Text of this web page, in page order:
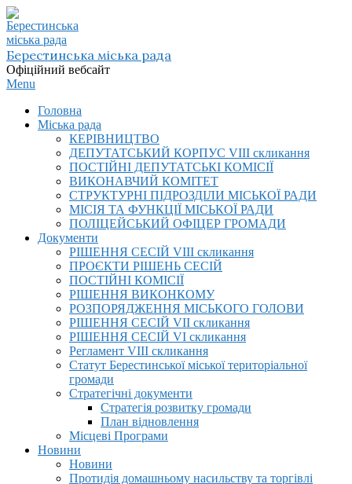
Skip
to
content
Берестинська міська рада
Офіційний вебсайт
Primary
Menu
Menu
Головна
Міська рада
КЕРІВНИЦТВО
ДЕПУТАТСЬКИЙ КОРПУС VIІI скликання
ПОСТІЙНІ ДЕПУТАТСЬКІ КОМІСІЇ
ВИКОНАВЧИЙ КОМІТЕТ
СТРУКТУРНІ ПІДРОЗДІЛИ МІСЬКОЇ РАДИ
МІСІЯ ТА ФУНКЦІЇ МІСЬКОЇ РАДИ
ПОЛІЦЕЙСЬКИЙ ОФІЦЕР ГРОМАДИ
Документи
РІШЕННЯ СЕСІЙ VIІI скликання
ПРОЄКТИ РІШЕНЬ СЕСІЙ
ПОСТІЙНІ КОМІСІЇ
РІШЕННЯ ВИКОНКОМУ
РОЗПОРЯДЖЕННЯ МІСЬКОГО ГОЛОВИ
РІШЕННЯ СЕСІЙ VII скликання
РІШЕННЯ СЕСІЙ VI скликання
Регламент VIІI скликання
Статут Берестинської міської територіальної
громади
Стратегічні документи
Стратегія розвитку громади
План відновлення
Місцеві Програми
Новини
Новини
Протидія домашньому насильству та торгівлі